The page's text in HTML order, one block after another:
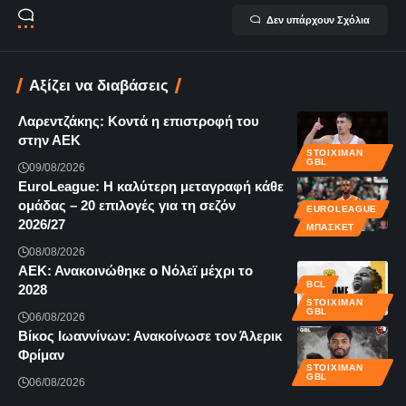
Δεν υπάρχουν Σχόλια
Αξίζει να διαβάσεις
STOIXIMAN
GBL
Λαρεντζάκης: Κοντά η επιστροφή του
στην ΑΕΚ
09/08/2026
EUROLEAGUE
ΜΠΆΣΚΕΤ
EuroLeague: Η καλύτερη μεταγραφή κάθε
ομάδας – 20 επιλογές για τη σεζόν
2026/27
08/08/2026
BCL
STOIXIMAN
GBL
ΑΕΚ: Ανακοινώθηκε ο Νόλεϊ μέχρι το
2028
06/08/2026
STOIXIMAN
GBL
Βίκος Ιωαννίνων: Ανακοίνωσε τον Άλερικ
Φρίμαν
06/08/2026